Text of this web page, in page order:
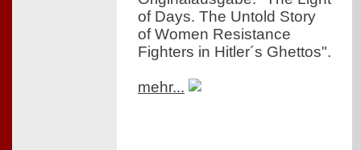
of Days. The Untold Story
of Women Resistance
Fighters in Hitler´s Ghettos".
mehr...